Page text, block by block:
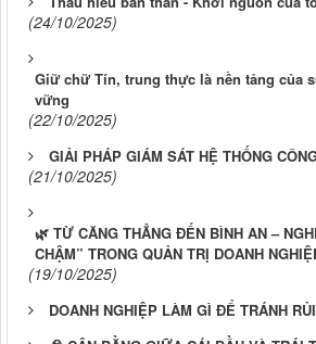
(24/10/2025)
Giữ chữ Tín, trung thực là nền tảng của
vững
(22/10/2025)
GIẢI PHÁP GIÁM SÁT HỆ THỐNG
(21/10/2025)
🌿 TỪ CĂNG THẲNG ĐẾN BÌNH AN –
CHẬM” TRONG QUẢN TRỊ DOANH
(19/10/2025)
DOANH NGHIỆP LÀM GÌ ĐỂ TRÁNH